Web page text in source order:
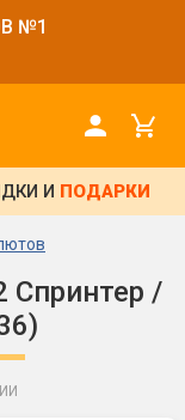
№1
И ПОДАРКИ
Спринтер /